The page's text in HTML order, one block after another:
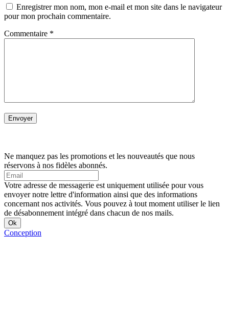
Enregistrer mon nom, mon e-mail et mon site dans le navigateur
pour mon prochain commentaire.
Commentaire *
Ne manquez pas les promotions et les nouveautés que nous
réservons à nos fidèles abonnés.
Votre adresse de messagerie est uniquement utilisée pour vous
envoyer notre lettre d'information ainsi que des informations
concernant nos activités. Vous pouvez à tout moment utiliser le lien
de désabonnement intégré dans chacun de nos mails.
Conception